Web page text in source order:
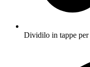
Dividilo in tappe per